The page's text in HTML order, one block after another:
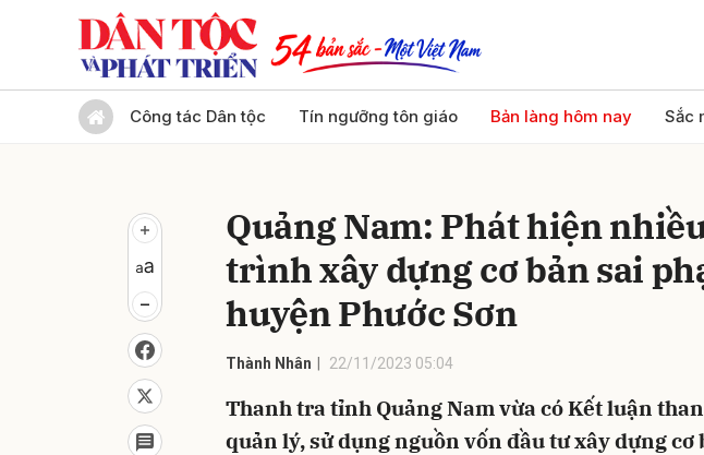
Công tác Dân tộc Tín ngưỡng tôn giáo Bản làng hôm nay Sắc
Quảng Nam: Phát hiện
trình xây dựng cơ bản sai
huyện Phước Sơn
Thành Nhân 22/11/2023 05:04
Thanh tra tỉnh Quảng Nam vừa có Kết luận
quản lý, sử dụng nguồn vốn đầu tư xây dựng cơ
Gửi bình luận